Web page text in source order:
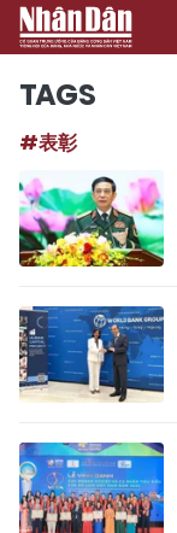
TAGS
#表彰